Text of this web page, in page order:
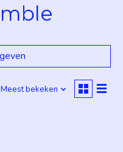
Meest bekeken